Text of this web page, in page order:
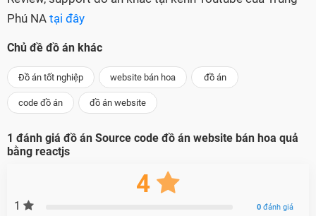
Phú NA tại đây
Chủ đề đồ án khác
Đồ án tốt nghiệp website bán hoa đồ án
code đồ án đồ án website
1 đánh giá đồ án Source code đồ án website bán hoa quả
bằng reactjs
4
1 0đánh giá